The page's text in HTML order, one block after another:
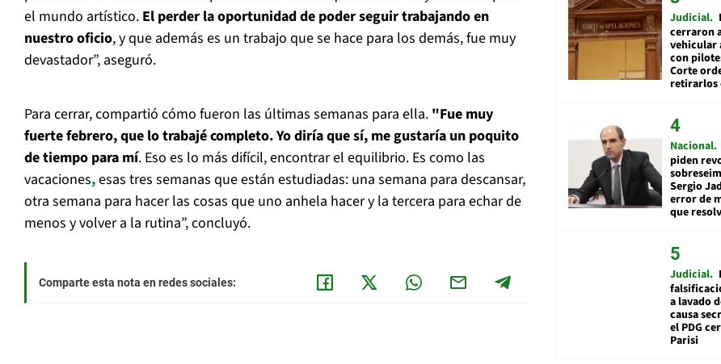
el mundo artístico. El perder la oportunidad de poder seguir trabajando en
nuestro oficio, y que además es un trabajo que se hace para los demás, fue muy
devastador”, aseguró.
Para cerrar, compartió cómo fueron las últimas semanas para ella. "Fue muy
fuerte febrero, que lo trabajé completo. Yo diría que sí, me gustaría un poquito
de tiempo para mí. Eso es lo más difícil, encontrar el equilibrio. Es como las
vacaciones,esas tres semanas que están estudiadas: una semana para descansar,
otra semana para hacer las cosas que uno anhela hacer y la tercera para echar de
menos y volver a la rutina”, concluyó.
Comparte esta nota en redes sociales:
Judicial
cerraron
vehicular
con
Corte
retirarlos
Nacional
piden
Sergio
error de
que
Judicial
a lavado
causa
el PDG
Parisi